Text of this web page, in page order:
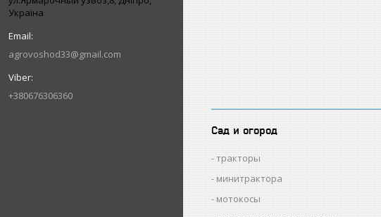
Україна
agrovoshod33@gmail.com
+380676306360
Сад и огород
тракторы
минитрактора
мотокосы